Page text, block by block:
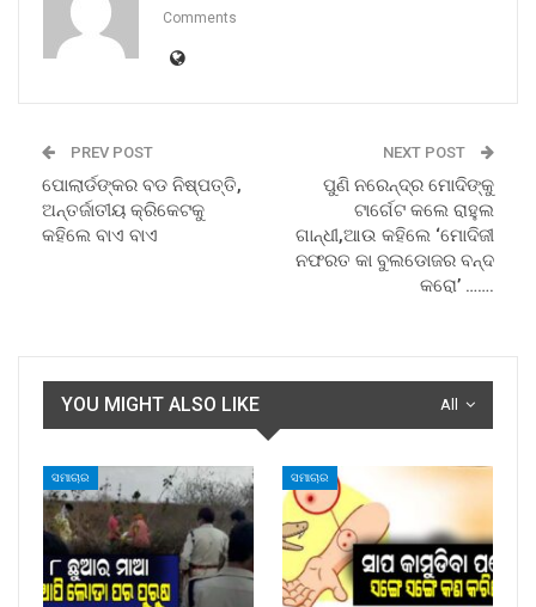
Comments
PREV POST
ପୋଲାର୍ଡଙ୍କର ବଡ ନିଷ୍ପତ୍ତି,
ଅନ୍ତର୍ଜାତୀୟ କ୍ରିକେଟକୁ
କହିଲେ ବାଏ ବାଏ
NEXT POST
ପୁଣି ନରେନ୍ଦ୍ର ମୋଦିଙ୍କୁ
ଟାର୍ଗେଟ କଲେ ରାହୁଲ
ଗାନ୍ଧୀ,ଆଉ କହିଲେ ‘ମୋଦିଜୀ
ନଫରତ କା ବୁଲଡୋଜର ବନ୍ଦ
କରୋ’ …….
All
YOU MIGHT ALSO LIKE
ସମାଚାର ସମାଚାର